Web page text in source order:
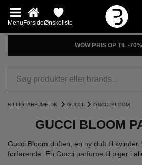
MenuForsideØnskeliste
PRØV
BILLIGPARFUME.DK GUCCI GUCCI BLOOM
GUCCI BLOOM
Gucci Bloom duften, en ny duft til
forførende. En Gucci parfume til piger i